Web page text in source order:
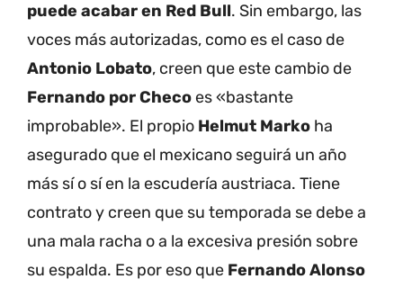
puede acabar en Red Bull. Sin embargo, las
voces más autorizadas, como es el caso de
Antonio Lobato, creen que este cambio de
Fernando por Checoes «bastante
improbable». El propio Helmut Marko ha
asegurado que el mexicano seguirá un año
más sí o sí en la escudería austriaca. Tiene
contrato y creen que su temporada se debe a
una mala racha o a la excesiva presión sobre
su espalda. Es por eso que Fernando Alonso